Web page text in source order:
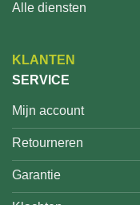
Alle diensten
KLANTEN
SERVICE
Mijn account
Retourneren
Garantie